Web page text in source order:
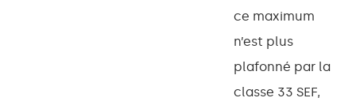
ce maximum
n’est plus
plafonné par la
classe 33 SEF,